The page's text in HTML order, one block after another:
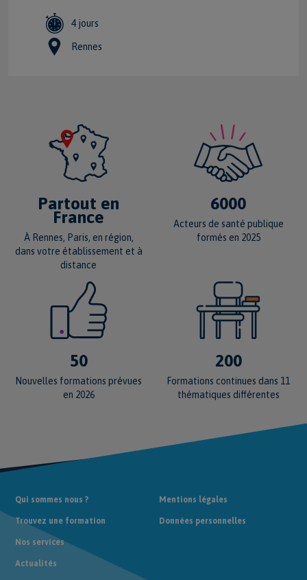
4 jours
Rennes
Partout en
France
À Rennes, Paris, en région,
dans votre établissement et à
distance
6000
Acteurs de santé publique
formés en 2025
50
Nouvelles formations prévues
en 2026
200
Formations continues dans 11
thématiques différentes
Qui sommes nous ?
Trouvez une formation
Nos services
Actualités
Mentions légales
Données personnelles